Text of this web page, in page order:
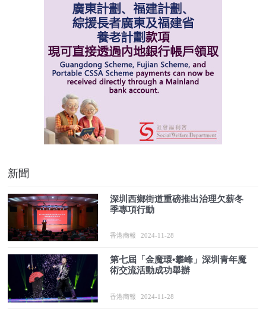
新聞
深圳西鄉街道重磅推出治理欠薪冬
季專項行動
香港商報 2024-11-28
第七屆「金魔環•攀峰」深圳青年魔
術交流活動成功舉辦
香港商報 2024-11-28